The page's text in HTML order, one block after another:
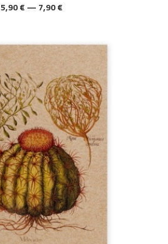
5,90 € — 7,90 €